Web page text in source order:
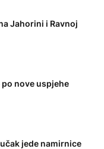
Jahorini i Ravnoj
nove uspjehe
jede namirnice